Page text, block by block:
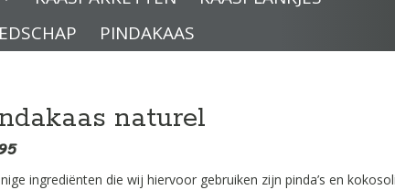
PINDAKAAS
naturel
ingrediënten die wij hiervoor gebruiken zijn pinda’s en